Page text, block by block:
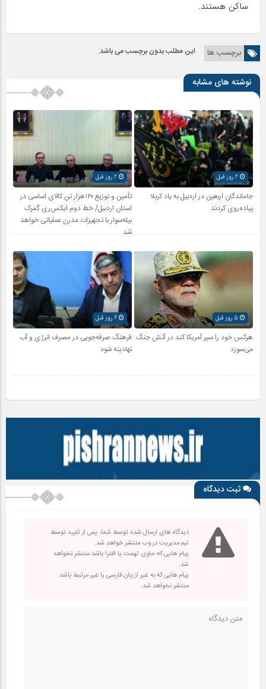
ساکن هستند.
برچسب ها این مطلب بدون برچسب می باشد.
نوشته های مشابه
2 روز قبل
جاماندگان اربعین در اردبیل به یاد کربلا
پیاده‌روی کردند
تأمین و توزیع ۱۲۰هزار تن کالای اساسی در
استان اردبیل/ خط دوم ایکس‌ری گمرک
بیله‌سوار با تجهیزات مدرن عملیاتی خواهد
شد
هرکس خود را سپر آمریکا کند در آتش جنگ
می‌سوزد
فرهنگ صرفه‌جویی در مصرف انرژی و آب
نهادینه شود
ثبت دیدگاه
دیدگاه های ارسال شده توسط شما، پس از تایید توسط
تیم مدیریت در وب منتشر خواهد شد.
پیام هایی که حاوی تهمت یا افترا باشد منتشر نخواهد
شد.
پیام هایی که به غیر از زبان فارسی یا غیر مرتبط باشد
منتشر نخواهد شد.